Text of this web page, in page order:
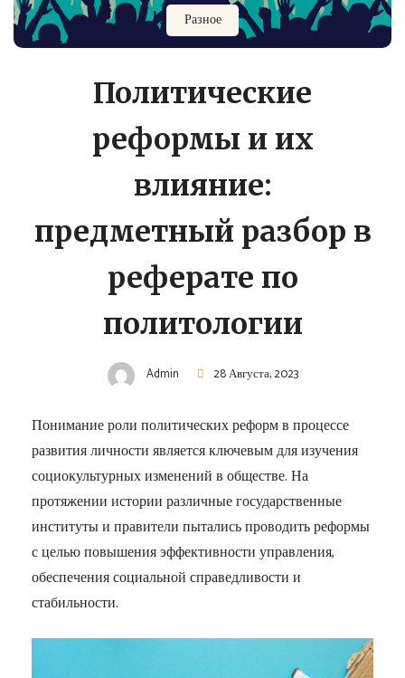
Разное
Политические
реформы и их
влияние:
предметный разбор в
реферате по
политологии
Admin 28 Августа, 2023
Понимание роли политических реформ в процессе
развития личности является ключевым для изучения
социокультурных изменений в обществе. На
протяжении истории различные государственные
институты и правители пытались проводить реформы
с целью повышения эффективности управления,
обеспечения социальной справедливости и
стабильности.